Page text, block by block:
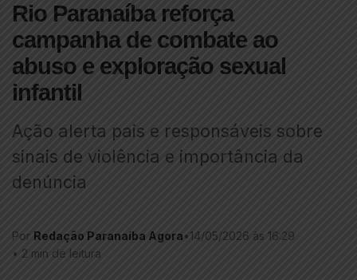
Rio Paranaíba reforça
campanha de combate ao
abuso e exploração sexual
infantil
Ação alerta pais e responsáveis sobre
sinais de violência e importância da
denúncia
Por Redação Paranaíba Agora•14/05/2026 às 16:29
• 2 min de leitura